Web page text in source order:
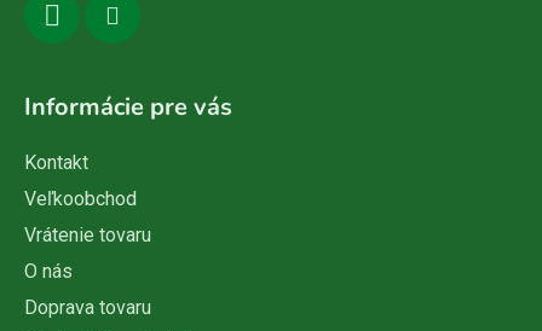
Informácie pre vás
Kontakt
Veľkoobchod
Vrátenie tovaru
O nás
Doprava tovaru